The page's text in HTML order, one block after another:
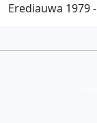
Erediauwa 1979 -